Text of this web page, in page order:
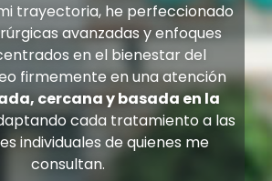
trayectoria, he perfeccionado
avanzadas y enfoques
en el bienestar del
firmemente en una atención
cercana y basada en la
cada tratamiento a las
individuales de quienes me
consultan.